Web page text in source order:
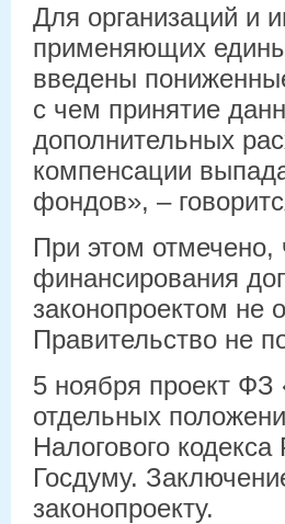
Для организаций и
применяющих
введены
с чем принятие
дополнительных
компенсации
фондов», –
При этом отмечено,
финансирования
законопроектом не
Правительство не
5 ноября проект
отдельных
Налогового
Госдуму.
законопроекту.